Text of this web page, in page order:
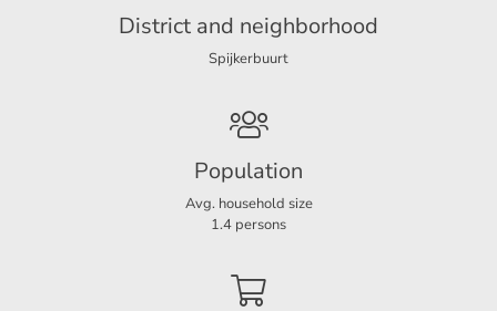
Geen
A
1
District and neighborhood
Spijkerbuurt
Population
Avg. household size
1.4 persons